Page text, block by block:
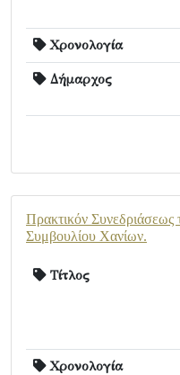
Χρονολογία
Δήμαρχος
Πρακτικόν Συνεδριάσεως
Συμβουλίου Χανίων.
Τίτλος
Χρονολογία